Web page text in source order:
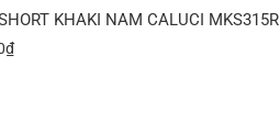
KHAKI NAM CALUCI MKS315R
₫